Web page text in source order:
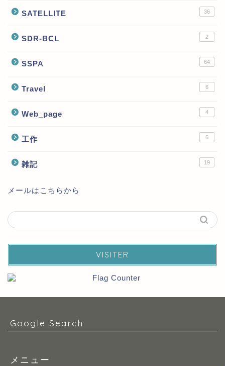
SATELLITE 36
SDR-BCL 2
SSPA 64
Travel 6
Web_page 4
工作 6
雑記 19
メールはこちらから
VISITER
Google Search
メニュー